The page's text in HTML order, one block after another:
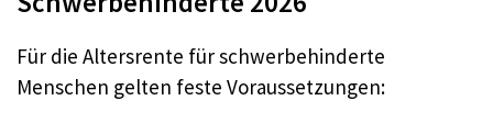
Für die Altersrente für schwerbehinderte
Menschen gelten feste Voraussetzungen: